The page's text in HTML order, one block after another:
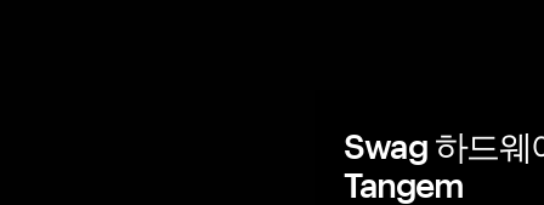
Swag 하드
Tangem